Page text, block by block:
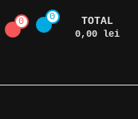
0 0 TOTAL
0,00 lei